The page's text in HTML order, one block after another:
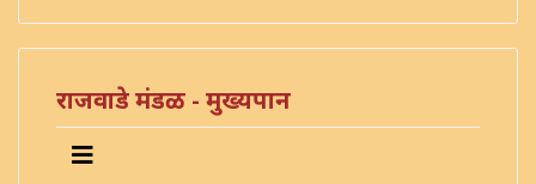
राजवाडे मंडळ - मुख्यपान